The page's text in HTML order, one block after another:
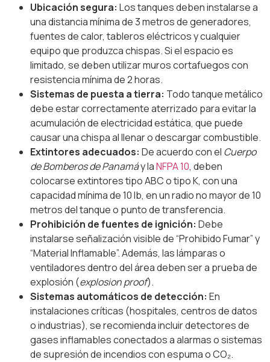
Ubicación segura: Los tanques deben instalarse a
una distancia mínima de 3 metros de generadores,
fuentes de calor, tableros eléctricos y cualquier
equipo que produzca chispas. Si el espacio es
limitado, se deben utilizar muros cortafuegos con
resistencia mínima de 2 horas.
Sistemas de puesta a tierra: Todo tanque metálico
debe estar correctamente aterrizado para evitar la
acumulación de electricidad estática, que puede
causar una chispa al llenar o descargar combustible.
Extintores adecuados: De acuerdo con el Cuerpo
de Bomberos de Panamáy laNFPA 10, deben
colocarse extintores tipo ABC o tipo K, con una
capacidad mínima de 10 lb, en un radio no mayor de 10
metros del tanque o punto de transferencia.
Prohibición de fuentes de ignición: Debe
instalarse señalización visible de “Prohibido Fumar” y
“Material Inflamable”. Además, las lámparas o
ventiladores dentro del área deben ser a prueba de
explosión (explosion proof).
Sistemas automáticos de detección: En
instalaciones críticas (hospitales, centros de datos
o industrias), se recomienda incluir detectores de
gases inflamables conectados a alarmas o sistemas
de supresión de incendios con espuma o CO₂.